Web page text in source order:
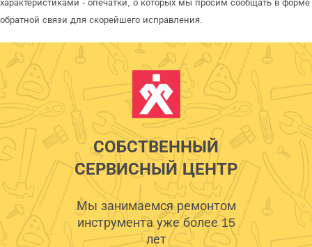
характеристиками - опечатки, о которых мы просим сообщать в форме
обратной связи для скорейшего исправления.
СОБСТВЕННЫЙ
СЕРВИСНЫЙ ЦЕНТР
Мы занимаемся ремонтом
инструмента уже более 15
лет